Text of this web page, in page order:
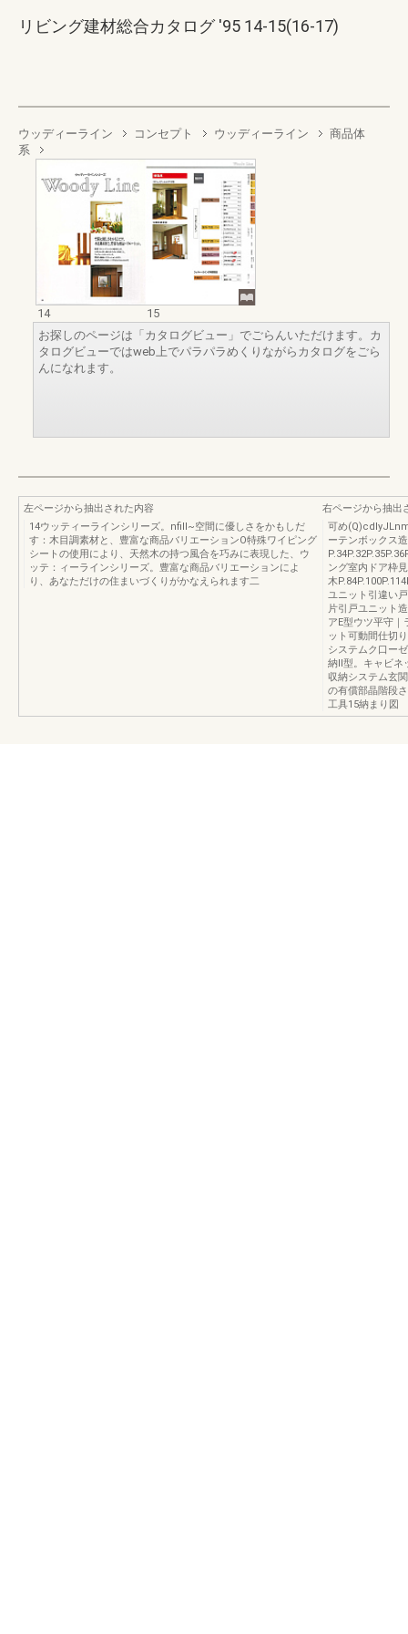
リビング建材総合カタログ '95 14-15(16-17)
ウッディーライン コンセプト ウッディーライン
商品体
系
14
15
お探しのページは「カタログビュー」でごらんいただけます。カ
タログビューではweb上でパラパラめくりながらカタログをごら
んになれます。
左ページから抽出された内容
14ウッティーラインシリーズ。nfill~空間に優しさをかもしだ
す：木目調素材と、豊富な商品バリエーションO特殊ワイピング
シートの使用により、天然木の持つ風合を巧みに表現した、ウ
ッテ：ィーラインシリーズ。豊富な商品バリエーションによ
り、あなただけの住まいづくりがかなえられます二
右ページから抽出
可め
ーテンボックス
ング室内ドア枠
木
ユニット引違い
片引戸ユニット
アE型ウツ平守｜
ット可動間仕切
システムク口ー
納Il型。キャビネ
収納システム玄
の有償部晶階段
工具15納まり図